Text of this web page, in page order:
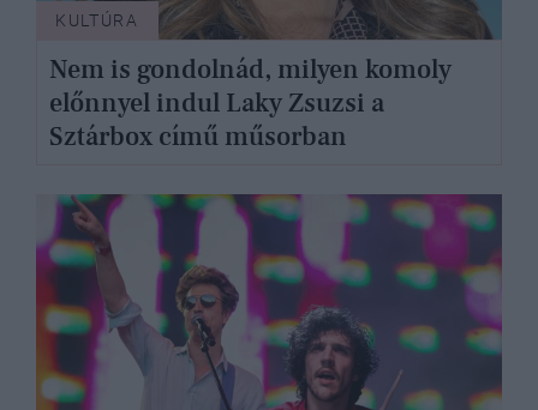
KULTÚRA
Nem is gondolnád, milyen komoly
előnnyel indul Laky Zsuzsi a
Sztárbox című műsorban